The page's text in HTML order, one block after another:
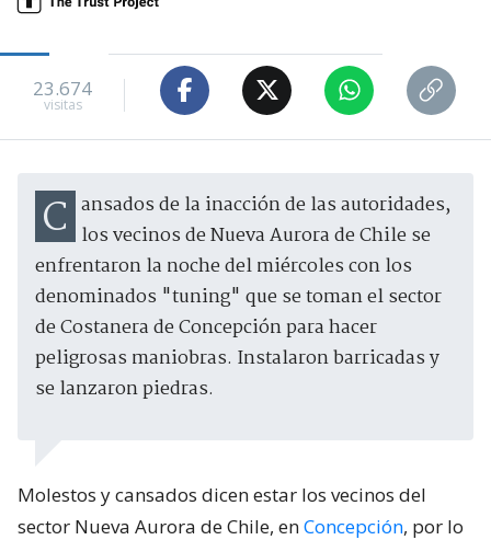
23.674
visitas
Cansados de la inacción de las autoridades, los vecinos de Nueva Aurora de Chile se
enfrentaron la noche del miércoles con los
denominados "tuning" que se toman el sector
de Costanera de Concepción para hacer
peligrosas maniobras. Instalaron barricadas y
se lanzaron piedras.
Molestos y cansados dicen estar los vecinos del
sector Nueva Aurora de Chile, enConcepción, por lo